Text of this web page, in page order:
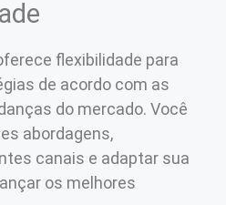
flexibilidade para
de acordo com as
do mercado. Você
abordagens,
canais e adaptar sua
os melhores